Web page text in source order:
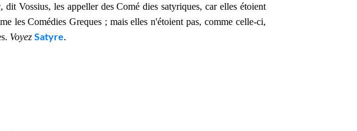
Vossius, les appeller des Comé dies satyriques, car elles étoient
les Comédies Greques ; mais elles n'étoient pas, comme celle-ci,
Voyez Satyre.